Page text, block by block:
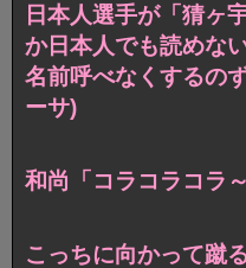
日本人選手が「猜ヶ
か日本人でも読めな
名前呼べなくするの
ーサ)
和尚「コラコラコラ
こっちに向かって蹴